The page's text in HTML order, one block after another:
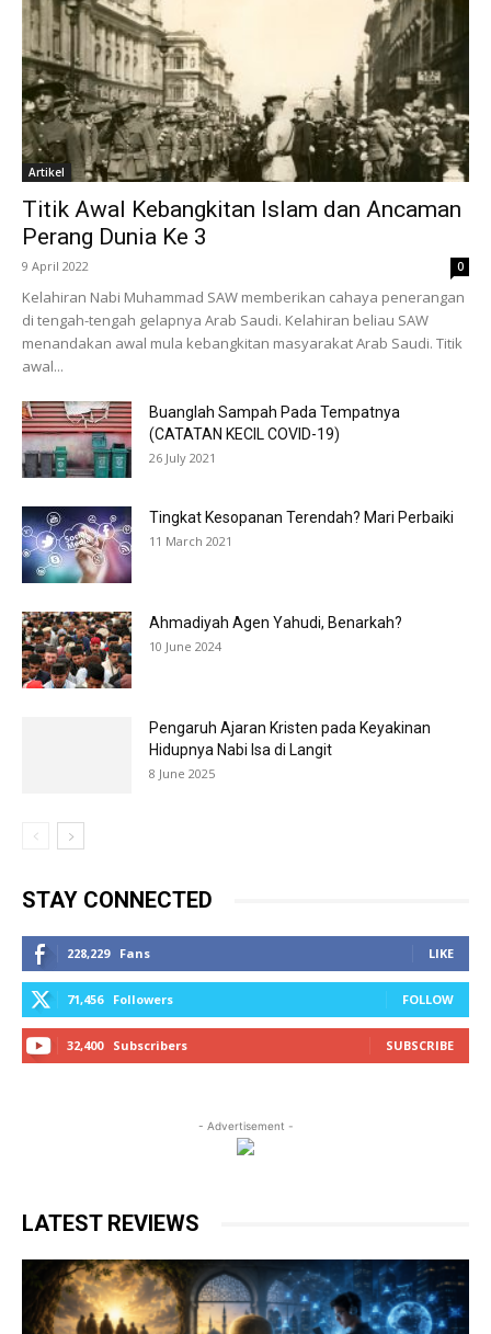
Artikel
Titik Awal Kebangkitan Islam dan Ancaman
Perang Dunia Ke 3
9 April 2022 0
Kelahiran Nabi Muhammad SAW memberikan cahaya penerangan
di tengah-tengah gelapnya Arab Saudi. Kelahiran beliau SAW
menandakan awal mula kebangkitan masyarakat Arab Saudi. Titik
awal...
Buanglah Sampah Pada Tempatnya
(CATATAN KECIL COVID-19)
26 July 2021
Tingkat Kesopanan Terendah? Mari Perbaiki
11 March 2021
Ahmadiyah Agen Yahudi, Benarkah?
10 June 2024
Pengaruh Ajaran Kristen pada Keyakinan
Hidupnya Nabi Isa di Langit
8 June 2025
STAY CONNECTED
228,229 Fans LIKE
71,456 Followers FOLLOW
32,400 Subscribers SUBSCRIBE
- Advertisement -
LATEST REVIEWS